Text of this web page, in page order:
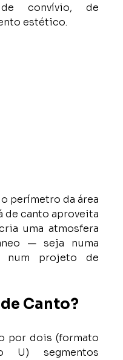
convívio, de
estético.
perímetro da área
de canto aproveita
uma atmosfera
— seja numa
num projeto de
Canto?
por dois (formato
U) segmentos